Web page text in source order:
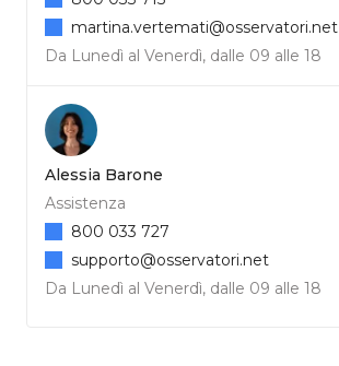
Da Lunedì al Venerdì, dalle 09 alle 18
martina.vertemati@osservatori.net
Alessia Barone
Assistenza
Da Lunedì al Venerdì, dalle 09 alle 18
800 033 727
supporto@osservatori.net